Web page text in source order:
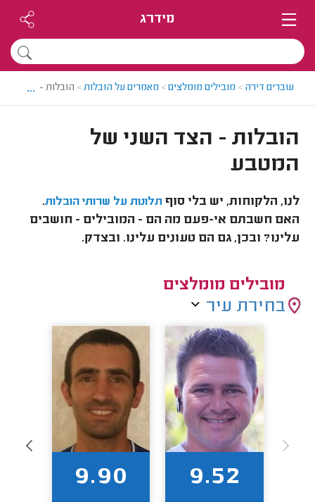
מידרג
עוברים דירה > מובילים מומלצים> מאמרים על הובלות> הובלות - הצד
...
הובלות - הצד השני של
המטבע
לנו, הלקוחות, יש בלי סוף תלונות על שרותי הובלות.
האם חשבתם אי-פעם מה הם - המובילים - חושבים
עלינו? ובכן, גם הם טעונים עלינו. ובצדק.
מובילים מומלצים
בחירת עיר
9.52
9.90